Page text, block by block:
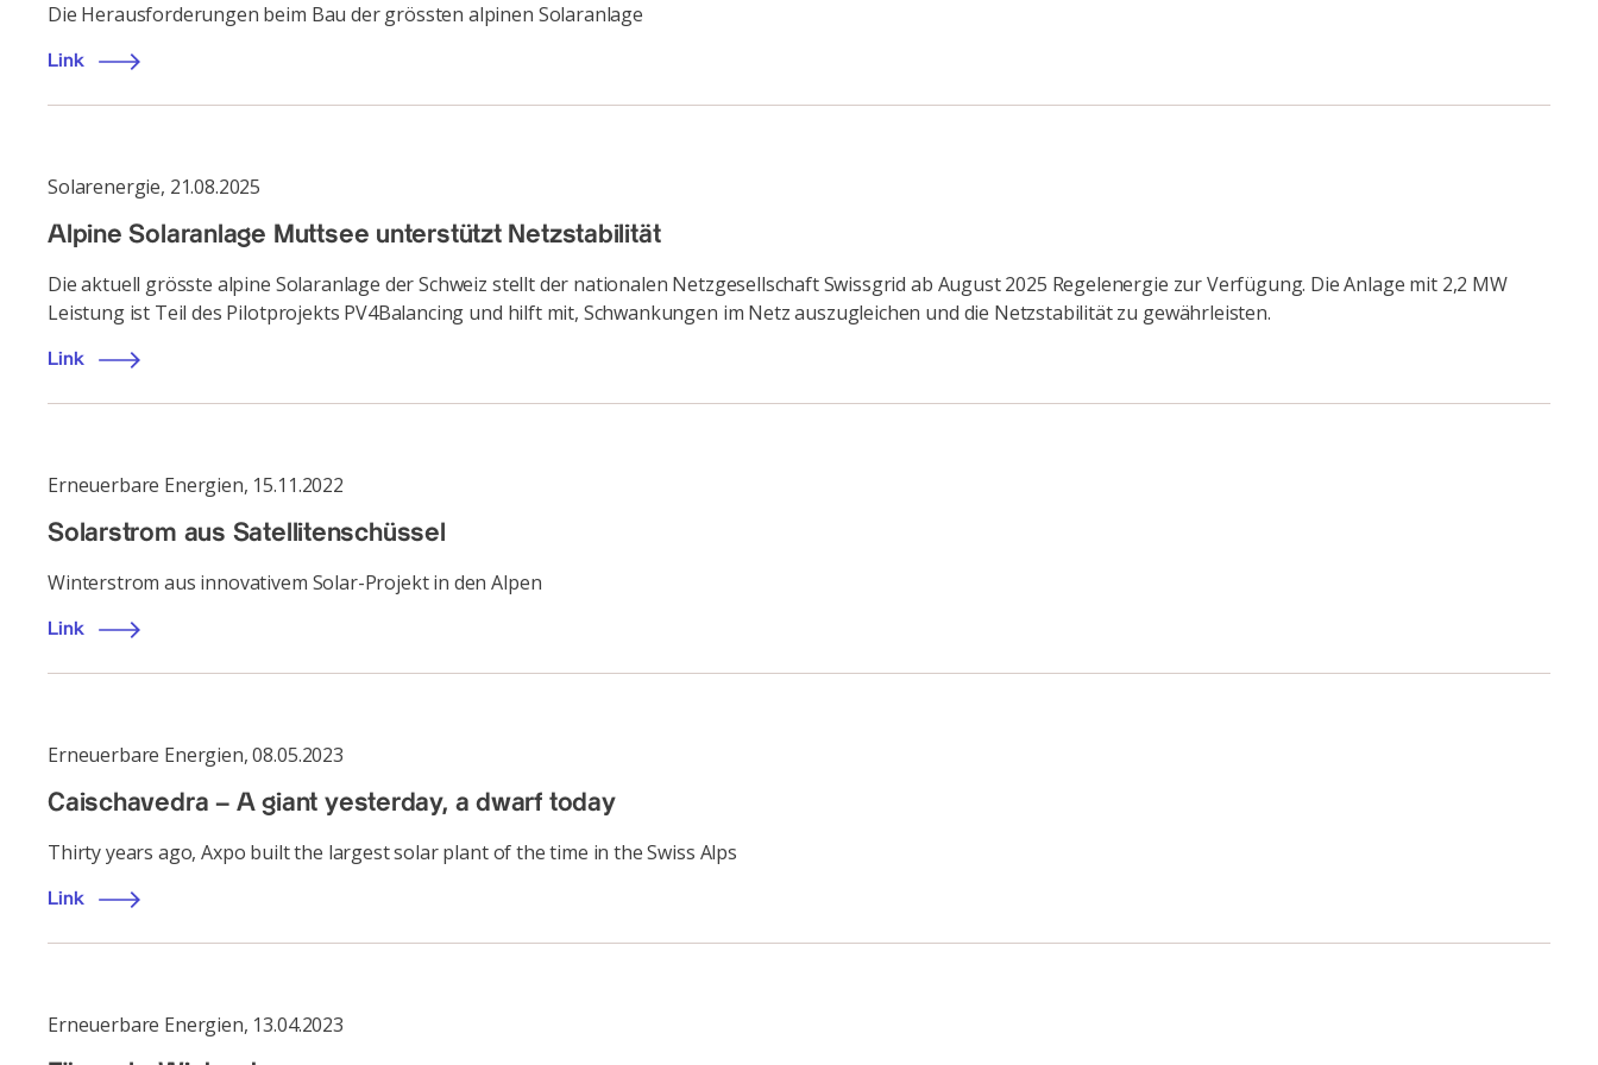
Die Herausforderungen beim Bau der grössten alpinen Solaranlage
Link
Solarenergie, 21.08.2025
Alpine Solaranlage Muttsee unterstützt Netzstabilität
Die aktuell grösste alpine Solaranlage der Schweiz stellt der nationalen Netzgesellschaft Swissgrid ab August 2025 Regelenergie zur Verfügung. Die Anlage mit 2,2 MW
Leistung ist Teil des Pilotprojekts PV4Balancing und hilft mit, Schwankungen im Netz auszugleichen und die Netzstabilität zu gewährleisten.
Link
Erneuerbare Energien, 15.11.2022
Solarstrom aus Satellitenschüssel
Winterstrom aus innovativem Solar-Projekt in den Alpen
Link
Erneuerbare Energien,08.05.2023
Caischavedra – A giant yesterday, a dwarf today
Thirty years ago, Axpo built the largest solar plant of the time in the Swiss Alps
Link
Erneuerbare Energien, 13.04.2023